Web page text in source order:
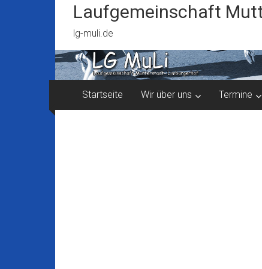
Inhalt
springen
Laufgemeinschaft
lg-muli.de
Startseite Wir über uns Termine